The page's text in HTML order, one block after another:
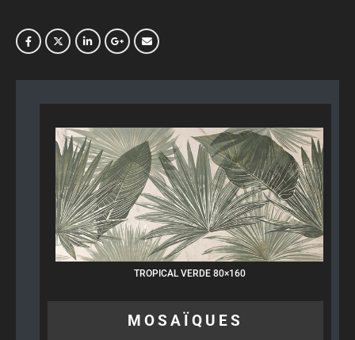
TROPICAL VERDE 80×160
MOSAÏQUES